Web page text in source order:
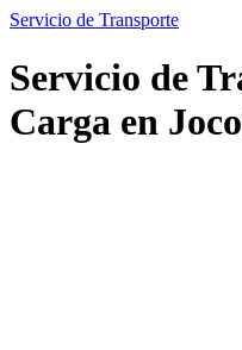
Servicio de Transporte
Servicio de
Carga en